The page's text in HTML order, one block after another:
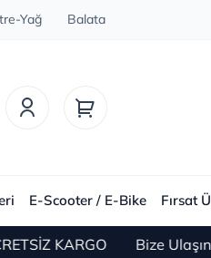
Yağ Balata
E-Scooter / E-Bike Fırsat
Bize Ulaşın 0(212)